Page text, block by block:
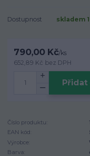
Dostupnost skladem
790,00 Kč/ks
652,89 Kč bez DPH
Přidat
Číslo produktu:
EAN kód:
Výrobce:
Barva: